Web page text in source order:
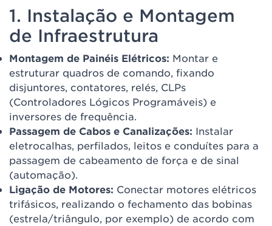
1. Instalação e Montagem
de Infraestrutura
Montagem de Painéis Elétricos: Montar e
estruturar quadros de comando, fixando
disjuntores, contatores, relés, CLPs
(Controladores Lógicos Programáveis) e
inversores de frequência.
Passagem de Cabos e Canalizações: Instalar
eletrocalhas, perfilados, leitos e conduítes para a
passagem de cabeamento de força e de sinal
(automação).
Ligação de Motores: Conectar motores elétricos
trifásicos, realizando o fechamento das bobinas
(estrela/triângulo, por exemplo) de acordo com